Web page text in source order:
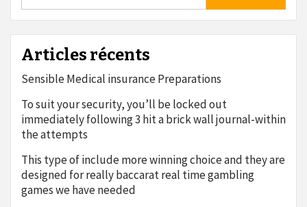
Articles récents
Sensible Medical insurance Preparations
To suit your security, you’ll be locked out
immediately following 3 hit a brick wall journal-within
the attempts
This type of include more winning choice and they are
designed for really baccarat real time gambling
games we have needed